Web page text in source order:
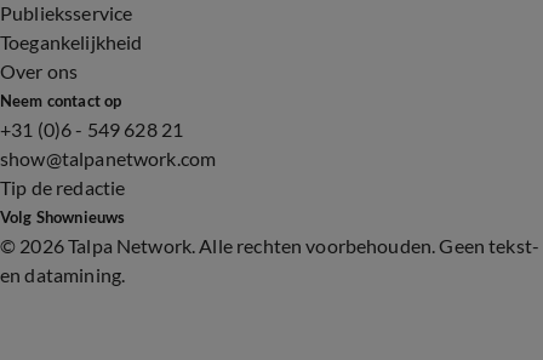
Publieksservice
Toegankelijkheid
Over ons
Neem contact op
+31 (0)6 - 549 628 21
show@talpanetwork.com
Tip de redactie
Volg Shownieuws
© 2026 Talpa Network. Alle rechten voorbehouden. Geen tekst-
en datamining.